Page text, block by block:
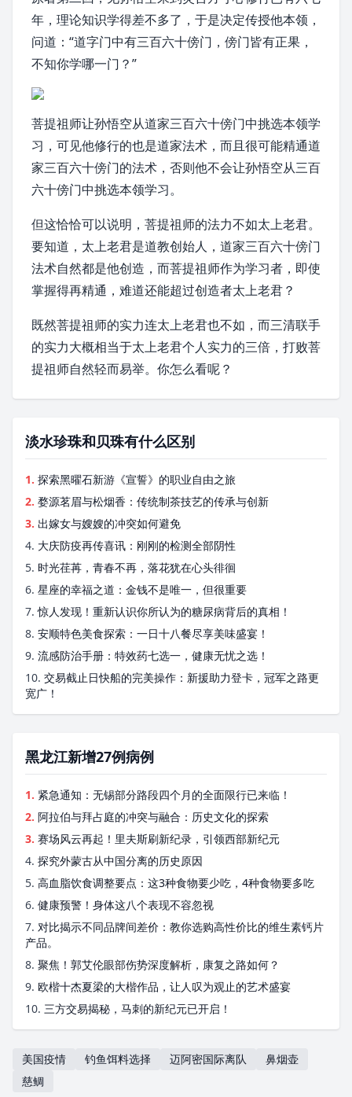
年，理论知识学得差不多了，于是决定传授他本领，
问道：“道字门中有三百六十傍门，傍门皆有正果，
不知你学哪一门？”
菩提祖师让孙悟空从道家三百六十傍门中挑选本领学
习，可见他修行的也是道家法术，而且很可能精通道
家三百六十傍门的法术，否则他不会让孙悟空从三百
六十傍门中挑选本领学习。
但这恰恰可以说明，菩提祖师的法力不如太上老君。
要知道，太上老君是道教创始人，道家三百六十傍门
法术自然都是他创造，而菩提祖师作为学习者，即使
掌握得再精通，难道还能超过创造者太上老君？
既然菩提祖师的实力连太上老君也不如，而三清联手
的实力大概相当于太上老君个人实力的三倍，打败菩
提祖师自然轻而易举。你怎么看呢？
淡水珍珠和贝珠有什么区别
1. 探索黑曜石新游《宣誓》的职业自由之旅
2. 婺源茗眉与松烟香：传统制茶技艺的传承与创新
3. 出嫁女与嫂嫂的冲突如何避免
4. 大庆防疫再传喜讯：刚刚的检测全部阴性
5. 时光荏苒，青春不再，落花犹在心头徘徊
6. 星座的幸福之道：金钱不是唯一，但很重要
7. 惊人发现！重新认识你所认为的糖尿病背后的真相！
8. 安顺特色美食探索：一日十八餐尽享美味盛宴！
9. 流感防治手册：特效药七选一，健康无忧之选！
10. 交易截止日快船的完美操作：新援助力登卡，冠军之路更
宽广！
黑龙江新增27例病例
1. 紧急通知：无锡部分路段四个月的全面限行已来临！
2. 阿拉伯与拜占庭的冲突与融合：历史文化的探索
3. 赛场风云再起！里夫斯刷新纪录，引领西部新纪元
4. 探究外蒙古从中国分离的历史原因
5. 高血脂饮食调整要点：这3种食物要少吃，4种食物要多吃
6. 健康预警！身体这八个表现不容忽视
7. 对比揭示不同品牌间差价：教你选购高性价比的维生素钙片
产品。
8. 聚焦！郭艾伦眼部伤势深度解析，康复之路如何？
9. 欧楷十杰夏梁的大楷作品，让人叹为观止的艺术盛宴
10. 三方交易揭秘，马刺的新纪元已开启！
美国疫情 钓鱼饵料选择 迈阿密国际离队
鼻烟壶
慈鲷